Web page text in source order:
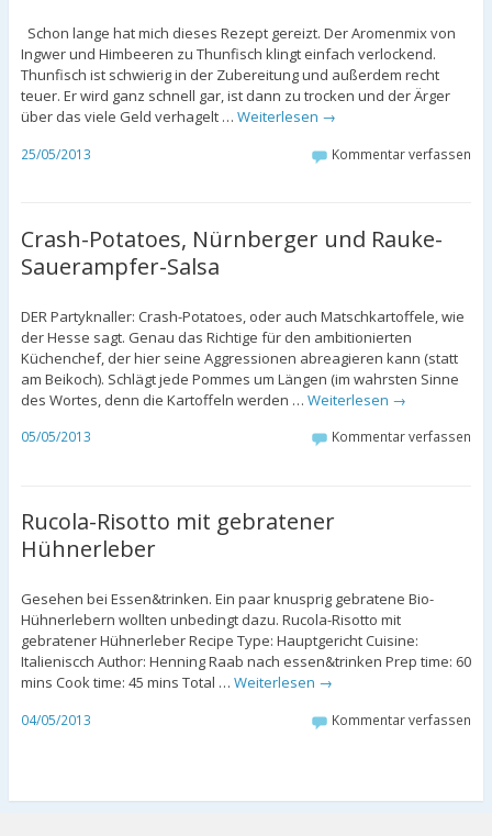
Schon lange hat mich dieses Rezept gereizt. Der Aromenmix von
Ingwer und Himbeeren zu Thunfisch klingt einfach verlockend.
Thunfisch ist schwierig in der Zubereitung und außerdem recht
teuer. Er wird ganz schnell gar, ist dann zu trocken und der Ärger
über das viele Geld verhagelt … Weiterlesen →
25/05/2013 Kommentar verfassen
Crash-Potatoes, Nürnberger und Rauke-
Sauerampfer-Salsa
DER Partyknaller: Crash-Potatoes, oder auch Matschkartoffele, wie
der Hesse sagt. Genau das Richtige für den ambitionierten
Küchenchef, der hier seine Aggressionen abreagieren kann (statt
am Beikoch). Schlägt jede Pommes um Längen (im wahrsten Sinne
des Wortes, denn die Kartoffeln werden … Weiterlesen →
05/05/2013 Kommentar verfassen
Rucola-Risotto mit gebratener
Hühnerleber
Gesehen bei Essen&trinken. Ein paar knusprig gebratene Bio-
Hühnerlebern wollten unbedingt dazu. Rucola-Risotto mit
gebratener Hühnerleber Recipe Type: Hauptgericht Cuisine:
Italieniscch Author: Henning Raab nach essen&trinken Prep time: 60
mins Cook time: 45 mins Total … Weiterlesen →
04/05/2013 Kommentar verfassen